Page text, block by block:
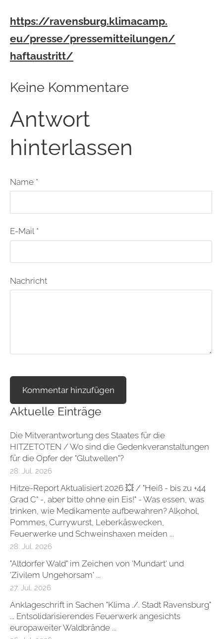
Aktuelle Einträge
Die Mitverantwortung des Staates für die
HITZETOTEN / Wo sind die Gedenkveranstaltungen
für die Opfer der "Glutwellen"?
28. Jul. 2026
Hitze-Report Aktualisiert 2026 💥 / "Heiß - bis zu +44
Grad C° -, aber bitte ohne ein Eis!" - Was essen, was
trinken, wie Medikamente aufbewahren? Alkohol,
Pommes, Currywurst, Leberkäswecken,
Feuerwerke und Schweinshaxen meiden ...
28. Jul. 2026
"Altdorfer Wald" im Zeichen von 'Mundart' und
'Zivilem Ungehorsam' ...
27. Jul. 2026
Anklageschrift in Sachen "Klima ./. Stadt Ravensburg"
... Entsolidarisierendes Feuerwerk angesichts
europaweiter Waldbrände ...
https://ravensburg.klimacamp.
eu/presse/pressemitteilungen/
haftaustritt/
Keine Kommentare
Antwort
hinterlassen
Name *
E-Mail *
Nachricht